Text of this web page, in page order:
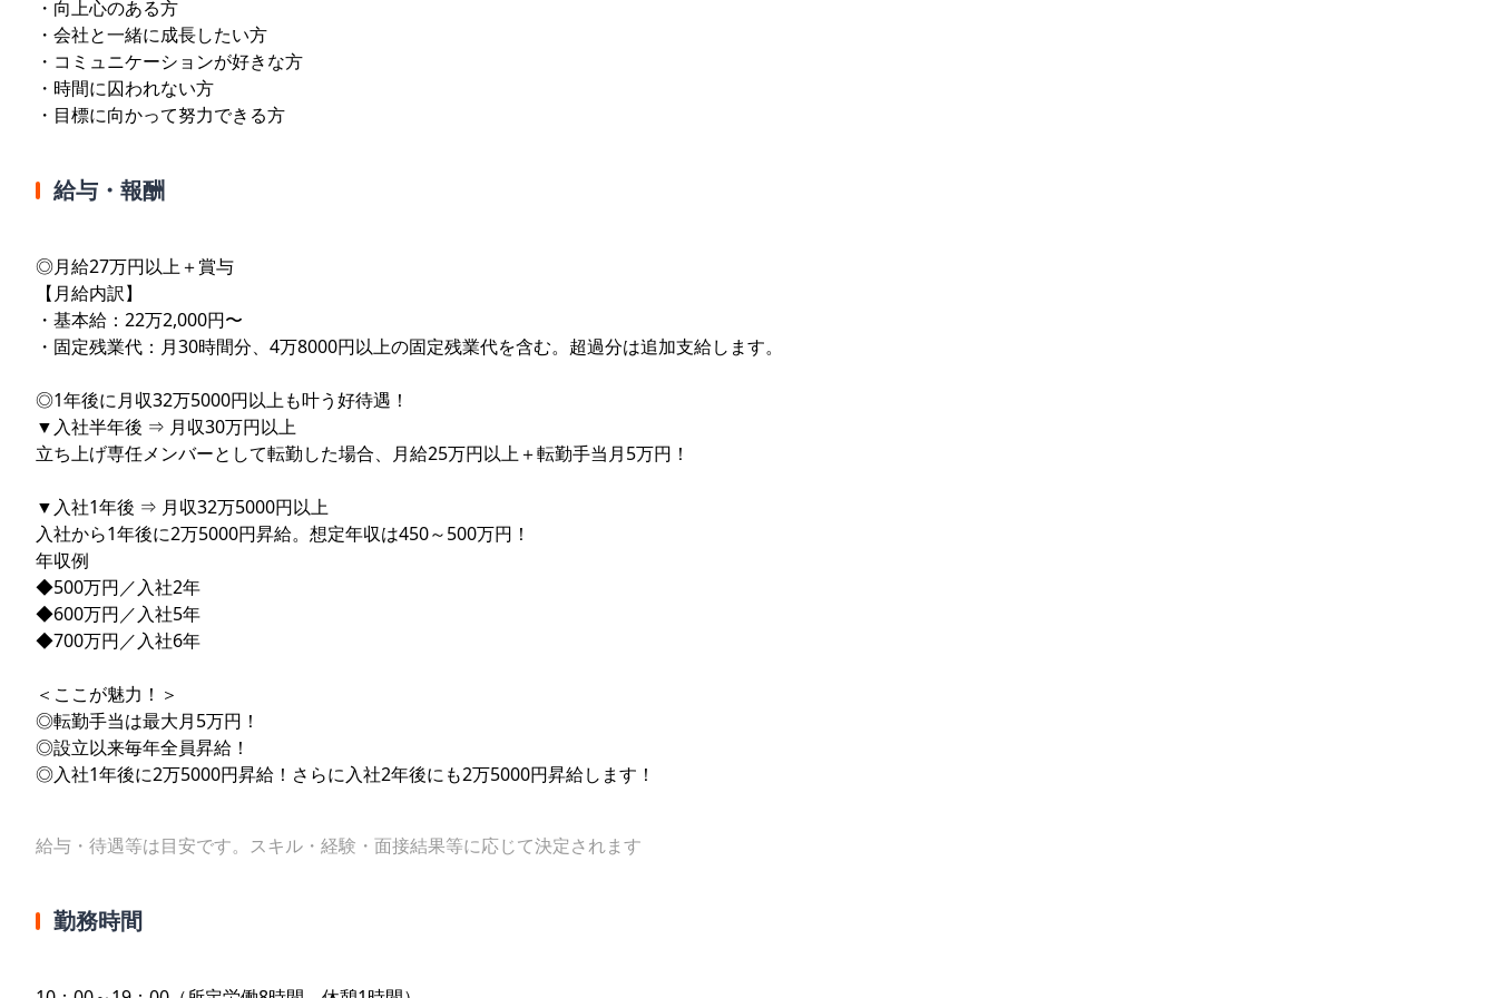
・向上心のある方
・会社と一緒に成長したい方
・コミュニケーションが好きな方
・時間に囚われない方
・目標に向かって努力できる方
給与・報酬
◎月給27万円以上＋賞与
【月給内訳】
・基本給：22万2,000円〜
・固定残業代：月30時間分、4万8000円以上の固定残業代を含む。超過分は追加支給します。
◎1年後に月収32万5000円以上も叶う好待遇！
▼入社半年後 ⇒ 月収30万円以上
立ち上げ専任メンバーとして転勤した場合、月給25万円以上＋転勤手当月5万円！
▼入社1年後 ⇒ 月収32万5000円以上
入社から1年後に2万5000円昇給。想定年収は450～500万円！
年収例
◆500万円／入社2年
◆600万円／入社5年
◆700万円／入社6年
＜ここが魅力！＞
◎転勤手当は最大月5万円！
◎設立以来毎年全員昇給！
◎入社1年後に2万5000円昇給！さらに入社2年後にも2万5000円昇給します！
給与・待遇等は目安です。スキル・経験・面接結果等に応じて決定されます
勤務時間